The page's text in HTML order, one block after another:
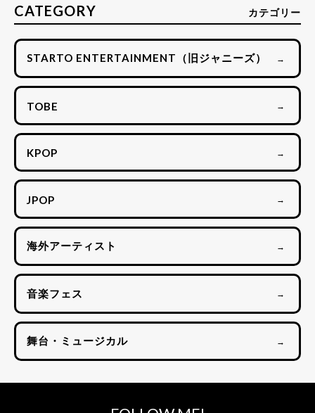
CATEGORY カテゴリー
STARTO ENTERTAINMENT（旧ジャニーズ） →
TOBE →
KPOP →
JPOP →
海外アーティスト →
音楽フェス →
舞台・ミュージカル →